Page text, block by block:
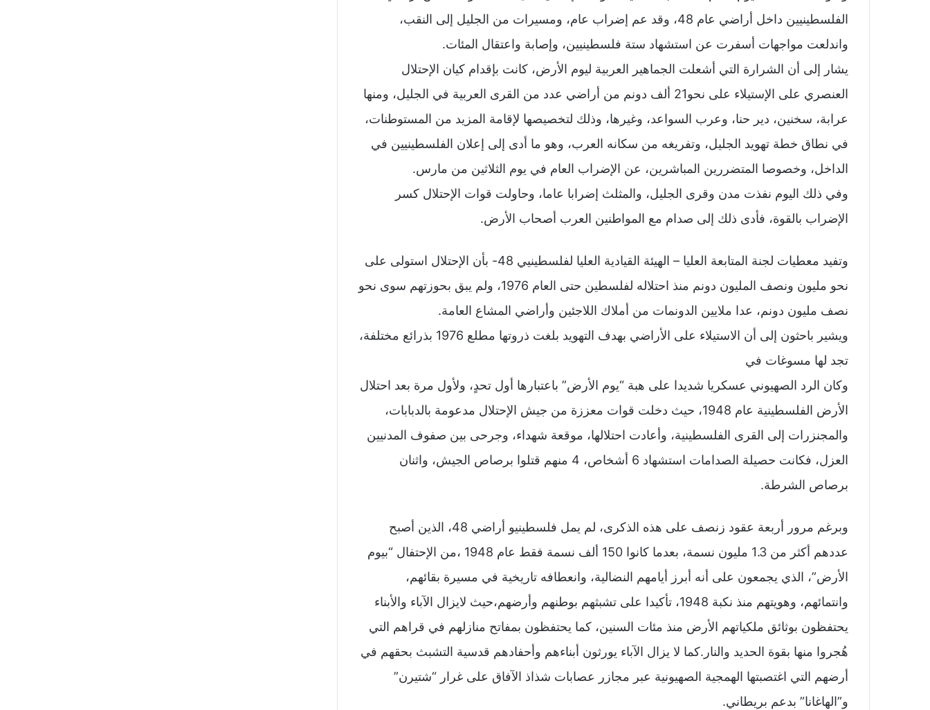
الفلسطينيين داخل أراضي عام 48، وقد عم إضراب عام، ومسيرات من الجليل إلى النقب،
واندلعت مواجهات أسفرت عن استشهاد ستة فلسطينيين، وإصابة واعتقال المئات.
يشار إلى أن الشرارة التي أشعلت الجماهير العربية ليوم الأرض، كانت بإقدام كيان الإحتلال
العنصري على الإستيلاء على نحو21 ألف دونم من أراضي عدد من القرى العربية في الجليل، ومنها
عرابة، سخنين، دير حنا، وعرب السواعد، وغيرها، وذلك لتخصيصها لإقامة المزيد من المستوطنات،
في نطاق خطة تهويد الجليل، وتفريغه من سكانه العرب، وهو ما أدى إلى إعلان الفلسطينيين في
الداخل، وخصوصا المتضررين المباشرين، عن الإضراب العام في يوم الثلاثين من مارس.
وفي ذلك اليوم نفذت مدن وقرى الجليل، والمثلث إضرابا عاما، وحاولت قوات الإحتلال كسر
الإضراب بالقوة، فأدى ذلك إلى صدام مع المواطنين العرب أصحاب الأرض.
وتفيد معطيات لجنة المتابعة العليا – الهيئة القيادية العليا لفلسطينيي 48- بأن الإحتلال استولى على
نحو مليون ونصف المليون دونم منذ احتلاله لفلسطين حتى العام 1976، ولم يبق بحوزتهم سوى نحو
نصف مليون دونم، عدا ملايين الدونمات من أملاك اللاجئين وأراضي المشاع العامة.
ويشير باحثون إلى أن الاستيلاء على الأراضي بهدف التهويد بلغت ذروتها مطلع 1976 بذرائع مختلفة،
تجد لها مسوغات في
وكان الرد الصهيوني عسكريا شديدا على هبة “يوم الأرض” باعتبارها أول تحدٍ، ولأول مرة بعد احتلال
الأرض الفلسطينية عام 1948، حيث دخلت قوات معززة من جيش الإحتلال مدعومة بالدبابات،
والمجنزرات إلى القرى الفلسطينية، وأعادت احتلالها، موقعة شهداء، وجرحى بين صفوف المدنيين
العزل، فكانت حصيلة الصدامات استشهاد 6 أشخاص، 4 منهم قتلوا برصاص الجيش، واثنان
برصاص الشرطة.
وبرغم مرور أربعة عقود زنصف على هذه الذكرى، لم يمل فلسطينيو أراضي 48، الذين أصبح
عددهم أكثر من 1.3 مليون نسمة، بعدما كانوا 150 ألف نسمة فقط عام 1948 ،من الإحتفال “بيوم
الأرض”، الذي يجمعون على أنه أبرز أيامهم النضالية، وانعطافه تاريخية في مسيرة بقائهم،
وانتمائهم، وهويتهم منذ نكبة 1948، تأكيدا على تشبثهم بوطنهم وأرضهم،حيث لايزال الآباء والأبناء
يحتفظون بوثائق ملكياتهم الأرض منذ مئات السنين، كما يحتفظون بمفاتح منازلهم في قراهم التي
هُجروا منها بقوة الحديد والنار.كما لا يزال الآباء يورثون أبناءهم وأحفادهم قدسية التشبث بحقهم في
أرضهم التي اغتصبتها الهمجية الصهيونية عبر مجازر عصابات شذاذ الآفاق على غرار “شتيرن”
و”الهاغانا” بدعم بريطاني.